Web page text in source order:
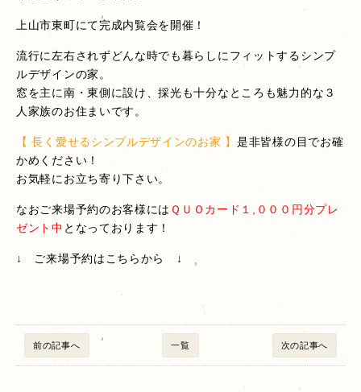
上山市東町にて完成内覧会を開催！
流行に左右されずどんな時でも暮らしにフィットするシンプ
ルデザインの家。
窓を主に南・東側に設け、採光も十分なところも魅力的な３
人家族のお住まいです。
【 長く愛せるシンプルデザインのお家 】 是非皆様の目でお確
かめください！
お気軽にお立ち寄り下さい。
なおご来場予約のお客様には ＱＵＯカード１,０００円分プレ
ゼント中 となっております！
↓ ご来場予約はこちらから ↓
前の記事へ 一覧 次の記事へ